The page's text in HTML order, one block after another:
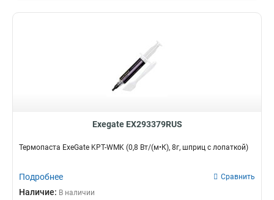
Exegate EX293379RUS
Термопаста ExeGate KPT-WMK (0,8 Вт/(м•К), 8г, шприц с лопаткой)
Подробнее Сравнить
Наличие: В наличии